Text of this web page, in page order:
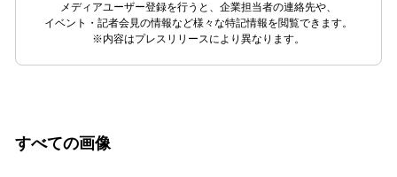
メディアユーザー登録を行うと、企業担当者の連絡先や、
イベント・記者会見の情報など様々な特記情報を閲覧できます。
※内容はプレスリリースにより異なります。
すべての画像